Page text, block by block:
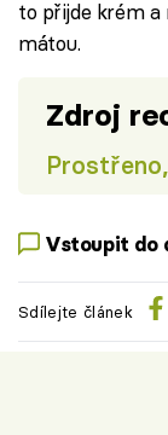
to přijde krém a
mátou.
Zdroj
Vstoupit do
Sdílejte článek